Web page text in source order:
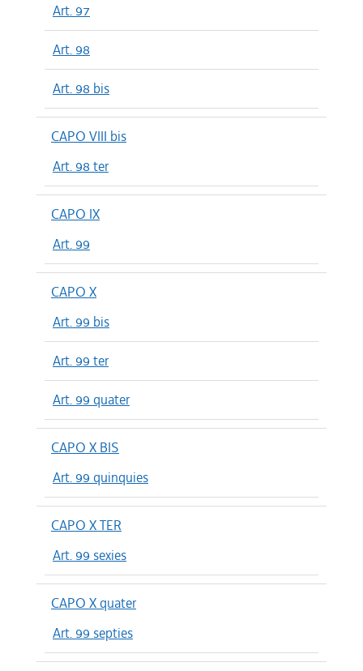
Art. 97
Art. 98
Art. 98 bis
CAPO VIII bis
Art. 98 ter
CAPO IX
Art. 99
CAPO X
Art. 99 bis
Art. 99 ter
Art. 99 quater
CAPO X BIS
Art. 99 quinquies
CAPO X TER
Art. 99 sexies
CAPO X quater
Art. 99 septies